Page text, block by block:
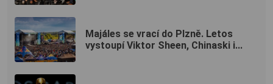
Majáles se vrací do Plzně. Letos
vystoupí Viktor Sheen, Chinaski i...